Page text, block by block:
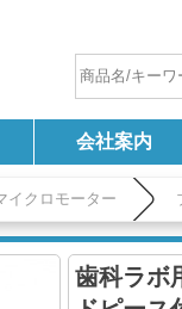
会社案内
イクロモーター
歯科ラボ